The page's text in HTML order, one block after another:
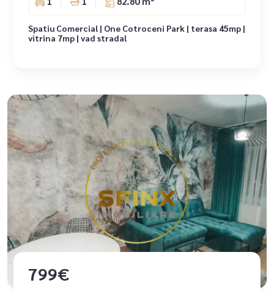
Spatiu Comercial | One Cotroceni Park | terasa 45mp |
vitrina 7mp | vad stradal
799€